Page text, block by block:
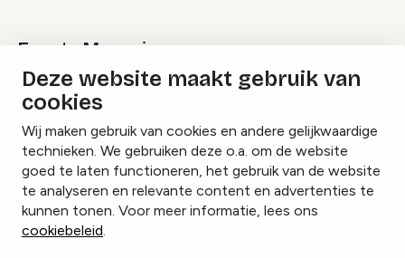
Deze website maakt gebruik van
cookies
Wij maken gebruik van cookies en andere gelijkwaardige
technieken. We gebruiken deze o.a. om de website
goed te laten functioneren, het gebruik van de website
te analyseren en relevante content en advertenties te
kunnen tonen. Voor meer informatie, lees ons
cookiebeleid.
Events Magazine
Ik ontvang graag Events Magazine
InstagramFacebookLinkedIn